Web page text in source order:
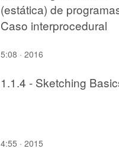
(estática) de
Caso interprocedural
5:08 · 2016
1.1.4 - Sketching
4:55 · 2015